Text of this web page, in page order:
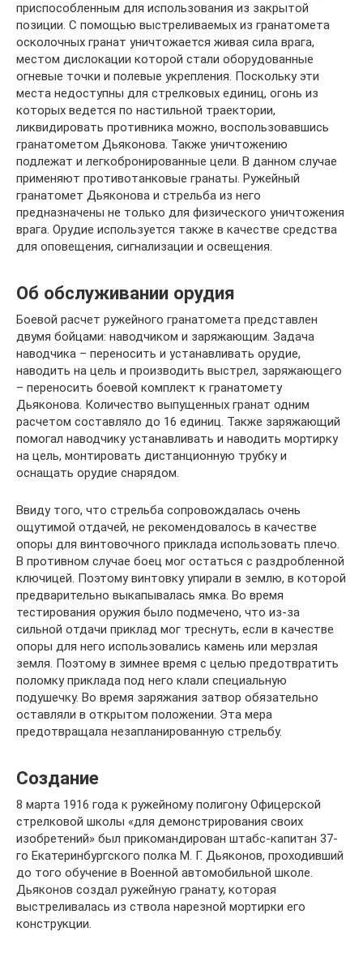
приспособленным для использования из закрытой
позиции. С помощью выстреливаемых из гранатомета
осколочных гранат уничтожается живая сила врага,
местом дислокации которой стали оборудованные
огневые точки и полевые укрепления. Поскольку эти
места недоступны для стрелковых единиц, огонь из
которых ведется по настильной траектории,
ликвидировать противника можно, воспользовавшись
гранатометом Дьяконова. Также уничтожению
подлежат и легкобронированные цели. В данном случае
применяют противотанковые гранаты. Ружейный
гранатомет Дьяконова и стрельба из него
предназначены не только для физического уничтожения
врага. Орудие используется также в качестве средства
для оповещения, сигнализации и освещения.
Об обслуживании орудия
Боевой расчет ружейного гранатомета представлен
двумя бойцами: наводчиком и заряжающим. Задача
наводчика – переносить и устанавливать орудие,
наводить на цель и производить выстрел, заряжающего
– переносить боевой комплект к гранатомету
Дьяконова. Количество выпущенных гранат одним
расчетом составляло до 16 единиц. Также заряжающий
помогал наводчику устанавливать и наводить мортирку
на цель, монтировать дистанционную трубку и
оснащать орудие снарядом.
Ввиду того, что стрельба сопровождалась очень
ощутимой отдачей, не рекомендовалось в качестве
опоры для винтовочного приклада использовать плечо.
В противном случае боец мог остаться с раздробленной
ключицей. Поэтому винтовку упирали в землю, в которой
предварительно выкапывалась ямка. Во время
тестирования оружия было подмечено, что из-за
сильной отдачи приклад мог треснуть, если в качестве
опоры для него использовались камень или мерзлая
земля. Поэтому в зимнее время с целью предотвратить
поломку приклада под него клали специальную
подушечку. Во время заряжания затвор обязательно
оставляли в открытом положении. Эта мера
предотвращала незапланированную стрельбу.
Создание
8 марта 1916 года к ружейному полигону Офицерской
стрелковой школы «для демонстрирования своих
изобретений» был прикомандирован штабс-капитан 37-
го Екатеринбургского полка М. Г. Дьяконов, проходивший
до того обучение в Военной автомобильной школе.
Дьяконов создал ружейную гранату, которая
выстреливалась из ствола нарезной мортирки его
конструкции.